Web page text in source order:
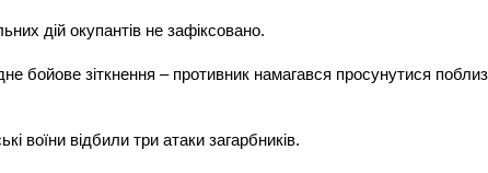
дій окупантів не зафіксовано.
бойове зіткнення – противник намагався просунутися
воїни відбили три атаки загарбників.